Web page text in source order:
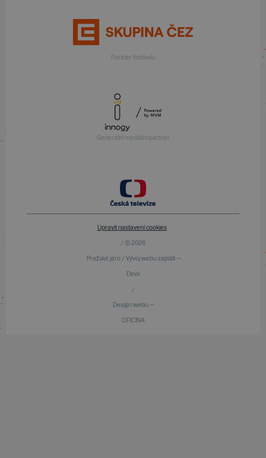
Partner festivalu
Generální mediální partner
Upravit nastavení cookies
/ © 2026
Pražské jaro / Vývoj webu zajistili —
Devx
/
Design webu —
OFICINA